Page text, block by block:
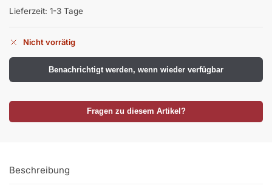
Lieferzeit: 1-3 Tage
Nicht vorrätig
Benachrichtigt werden, wenn wieder verfügbar
Fragen zu diesem Artikel?
Beschreibung